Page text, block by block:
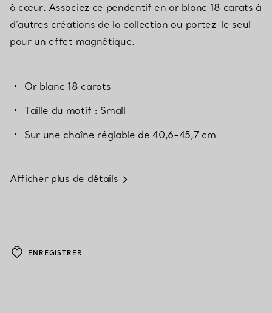
à cœur. Associez ce pendentif en or blanc 18 carats à
d’autres créations de la collection ou portez-le seul
pour un effet magnétique.
Or blanc 18 carats
Taille du motif : Small
Sur une chaîne réglable de 40,6-45,7 cm
Afficher plus de détails
ENREGISTRER